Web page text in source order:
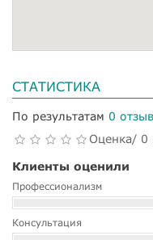
СТАТИСТИКА
По результатам 0
Оценка/ 0
Клиенты оценили
Профессионализм
Консультация